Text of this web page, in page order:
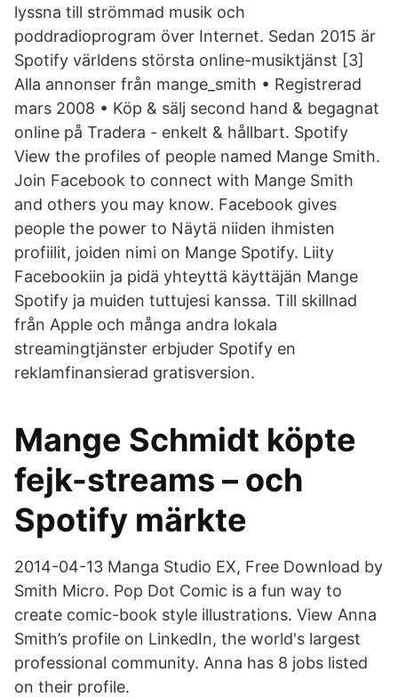
lyssna till strömmad musik och
poddradioprogram över Internet. Sedan 2015 är
Spotify världens största online-musiktjänst [3]
Alla annonser från mange_smith • Registrerad
mars 2008 • Köp & sälj second hand & begagnat
online på Tradera - enkelt & hållbart. Spotify
View the profiles of people named Mange Smith.
Join Facebook to connect with Mange Smith
and others you may know. Facebook gives
people the power to Näytä niiden ihmisten
profiilit, joiden nimi on Mange Spotify. Liity
Facebookiin ja pidä yhteyttä käyttäjän Mange
Spotify ja muiden tuttujesi kanssa. Till skillnad
från Apple och många andra lokala
streamingtjänster erbjuder Spotify en
reklamfinansierad gratisversion.
Mange Schmidt köpte
fejk-streams – och
Spotify märkte
2014-04-13 Manga Studio EX, Free Download by
Smith Micro. Pop Dot Comic is a fun way to
create comic-book style illustrations. View Anna
Smith’s profile on LinkedIn, the world's largest
professional community. Anna has 8 jobs listed
on their profile.